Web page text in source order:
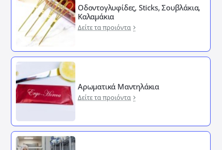
Οδοντογλυφίδες, Sticks, Σουβλάκια,
Καλαμάκια
Δείτε τα προιόντα
Αρωματικά Μαντηλάκια
Δείτε τα προιόντα